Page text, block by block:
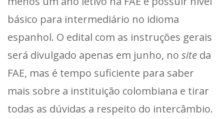
básico para intermediário no idioma
espanhol. O edital com as instruções gerais
será divulgado apenas em junho, no site da
FAE, mas é tempo suficiente para saber
mais sobre a instituição colombiana e tirar
todas as dúvidas a respeito do intercâmbio.